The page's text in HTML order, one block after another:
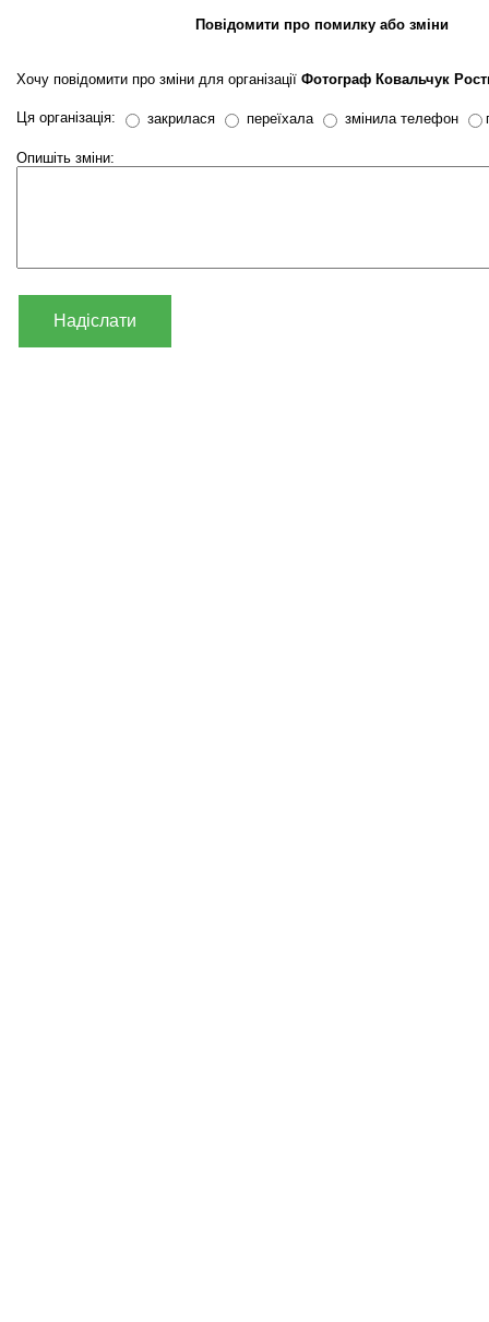
Повідомити про помилку або зміни
Хочу повідомити про зміни для організації Фотограф Ковальчук
Ця організація: закрилася переїхала змінила телефон
Опишіть зміни:
Надіслати